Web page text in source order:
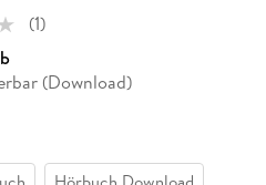
(1)
(Download)